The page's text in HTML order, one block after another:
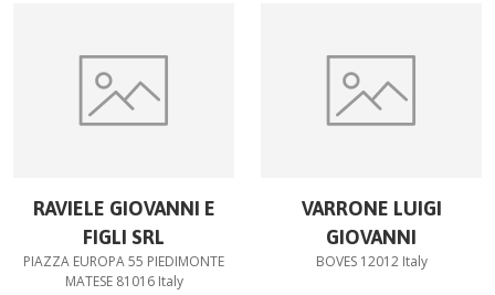
RAVIELE GIOVANNI E
FIGLI SRL
PIAZZA EUROPA 55 PIEDIMONTE
MATESE 81016 Italy
VARRONE LUIGI
GIOVANNI
BOVES 12012 Italy